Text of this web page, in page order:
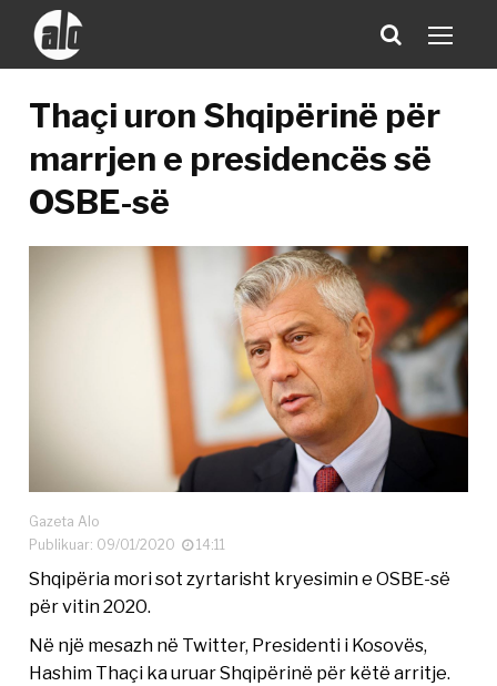
Thaçi uron Shqipërinë për
marrjen e presidencës së
OSBE-së
Gazeta Alo
Publikuar: 09/01/2020
14:11
Shqipëria mori sot zyrtarisht kryesimin e OSBE-së
për vitin 2020.
Në një mesazh në Twitter, Presidenti i Kosovës,
Hashim Thaçi ka uruar Shqipërinë për këtë arritje.